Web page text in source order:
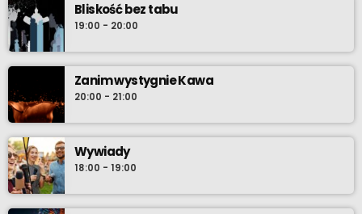
Bliskość bez tabu
19:00 - 20:00
Zanim wystygnie Kawa
20:00 - 21:00
Wywiady
18:00 - 19:00